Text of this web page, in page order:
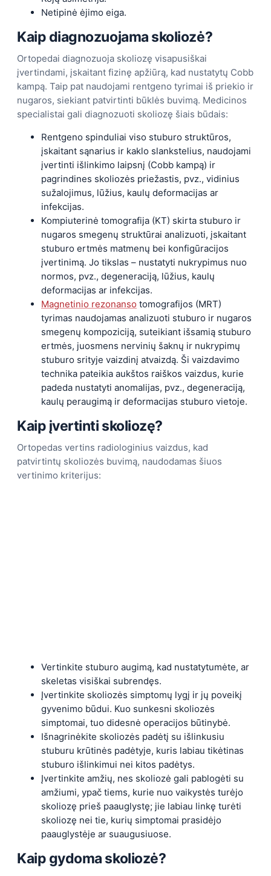
Netipinė ėjimo eiga.
Kaip diagnozuojama skoliozė?
Ortopedai diagnozuoja skoliozę visapusiškai
įvertindami, įskaitant fizinę apžiūrą, kad nustatytų Cobb
kampą. Taip pat naudojami rentgeno tyrimai iš priekio ir
nugaros, siekiant patvirtinti būklės buvimą. Medicinos
specialistai gali diagnozuoti skoliozę šiais būdais:
Rentgeno spinduliai viso stuburo struktūros,
įskaitant sąnarius ir kaklo slankstelius, naudojami
įvertinti išlinkimo laipsnį (Cobb kampą) ir
pagrindines skoliozės priežastis, pvz., vidinius
sužalojimus, lūžius, kaulų deformacijas ar
infekcijas.
Kompiuterinė tomografija (KT) skirta stuburo ir
nugaros smegenų struktūrai analizuoti, įskaitant
stuburo ertmės matmenų bei konfigūracijos
įvertinimą. Jo tikslas – nustatyti nukrypimus nuo
normos, pvz., degeneraciją, lūžius, kaulų
deformacijas ar infekcijas.
Magnetinio rezonanso tomografijos (MRT)
tyrimas naudojamas analizuoti stuburo ir nugaros
smegenų kompoziciją, suteikiant išsamią stuburo
ertmės, juosmens nervinių šaknų ir nukrypimų
stuburo srityje vaizdinį atvaizdą. Ši vaizdavimo
technika pateikia aukštos raiškos vaizdus, kurie
padeda nustatyti anomalijas, pvz., degeneraciją,
kaulų peraugimą ir deformacijas stuburo vietoje.
Kaip įvertinti skoliozę?
Ortopedas vertins radiologinius vaizdus, kad
patvirtintų skoliozės buvimą, naudodamas šiuos
vertinimo kriterijus:
Vertinkite stuburo augimą, kad nustatytumėte, ar
skeletas visiškai subrendęs.
Įvertinkite skoliozės simptomų lygį ir jų poveikį
gyvenimo būdui. Kuo sunkesni skoliozės
simptomai, tuo didesnė operacijos būtinybė.
Išnagrinėkite skoliozės padėtį su išlinkusiu
stuburu krūtinės padėtyje, kuris labiau tikėtinas
stuburo išlinkimui nei kitos padėtys.
Įvertinkite amžių, nes skoliozė gali pablogėti su
amžiumi, ypač tiems, kurie nuo vaikystės turėjo
skoliozę prieš paauglystę; jie labiau linkę turėti
skoliozę nei tie, kurių simptomai prasidėjo
paauglystėje ar suaugusiuose.
Kaip gydoma skoliozė?